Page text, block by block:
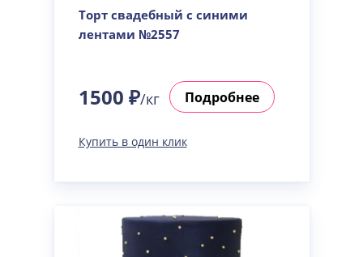
Торт свадебный с синими
лентами №2557
1500 ₽/кг Подробнее
Купить в один клик